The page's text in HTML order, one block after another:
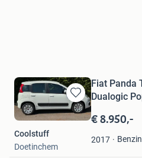
Bewaren
in
Favorieten
Fiat Panda
Dualogic
€ 8.950,-
2017
Coolstuff
Doetinchem